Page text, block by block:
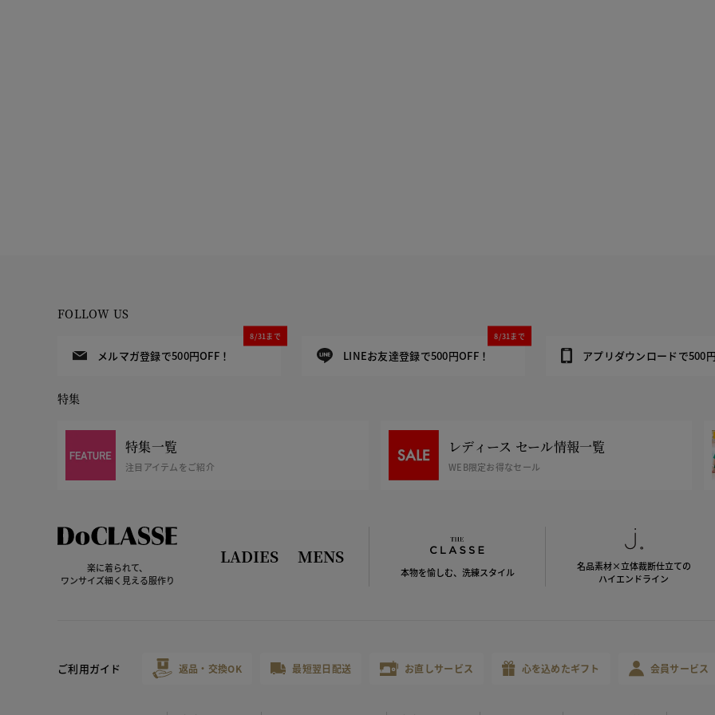
FOLLOW US
メルマガ登録で500円OFF！
8/31まで
LINEお友達登録で500円OFF！
8/31まで
アプリダウンロードで500
特集
特集一覧
注目アイテムをご紹介
レディース セール情報一覧
WEB限定お得なセール
楽に着られて、
ワンサイズ細く見える服作り
LADIES MENS
本物を愉しむ、洗練スタイル
名品素材×立体裁断仕立ての
ハイエンドライン
ご利用ガイド 返品・交換OK 最短翌日配送 お直しサービス 心を込めたギフト 会員サービス